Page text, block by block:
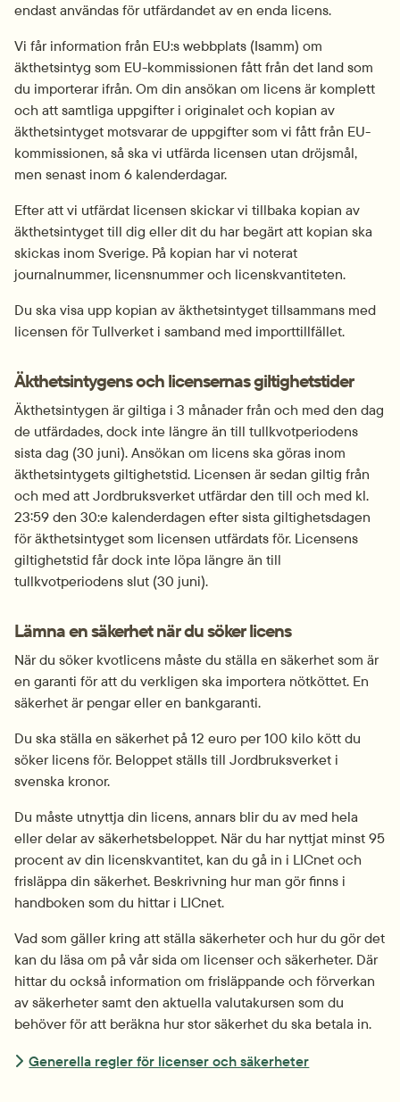
endast användas för utfärdandet av en enda licens.
Vi får information från EU:s webbplats (Isamm) om
äkthetsintyg som EU-kommissionen fått från det land som
du importerar ifrån. Om din ansökan om licens är komplett
och att samtliga uppgifter i originalet och kopian av
äkthetsintyget motsvarar de uppgifter som vi fått från EU-
kommissionen, så ska vi utfärda licensen utan dröjsmål,
men senast inom 6 kalenderdagar.
Efter att vi utfärdat licensen skickar vi tillbaka kopian av
äkthetsintyget till dig eller dit du har begärt att kopian ska
skickas inom Sverige. På kopian har vi noterat
journalnummer, licensnummer och licenskvantiteten.
Du ska visa upp kopian av äkthetsintyget tillsammans med
licensen för Tullverket i samband med importtillfället.
Äkthetsintygens och licensernas giltighetstider
Äkthetsintygen är giltiga i 3 månader från och med den dag
de utfärdades, dock inte längre än till tullkvotperiodens
sista dag (30 juni). Ansökan om licens ska göras inom
äkthetsintygets giltighetstid. Licensen är sedan giltig från
och med att Jordbruksverket utfärdar den till och med kl.
23:59 den 30:e kalenderdagen efter sista giltighetsdagen
för äkthetsintyget som licensen utfärdats för. Licensens
giltighetstid får dock inte löpa längre än till
tullkvotperiodens slut (30 juni).
Lämna en säkerhet när du söker licens
När du söker kvotlicens måste du ställa en säkerhet som är
en garanti för att du verkligen ska importera nötköttet. En
säkerhet är pengar eller en bankgaranti.
Du ska ställa en säkerhet på 12 euro per 100 kilo kött du
söker licens för. Beloppet ställs till Jordbruksverket i
svenska kronor.
Du måste utnyttja din licens, annars blir du av med hela
eller delar av säkerhetsbeloppet. När du har nyttjat minst 95
procent av din licenskvantitet, kan du gå in i LICnet och
frisläppa din säkerhet. Beskrivning hur man gör finns i
handboken som du hittar i LICnet.
Vad som gäller kring att ställa säkerheter och hur du gör det
kan du läsa om på vår sida om licenser och säkerheter. Där
hittar du också information om frisläppande och förverkan
av säkerheter samt den aktuella valutakursen som du
behöver för att beräkna hur stor säkerhet du ska betala in.
Generella regler för licenser och säkerheter